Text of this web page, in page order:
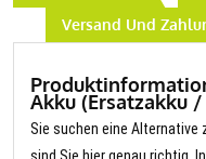
Versand Und
Akku (Ersatzakku
Sie suchen eine Alternative
sind Sie hier genau richtig.